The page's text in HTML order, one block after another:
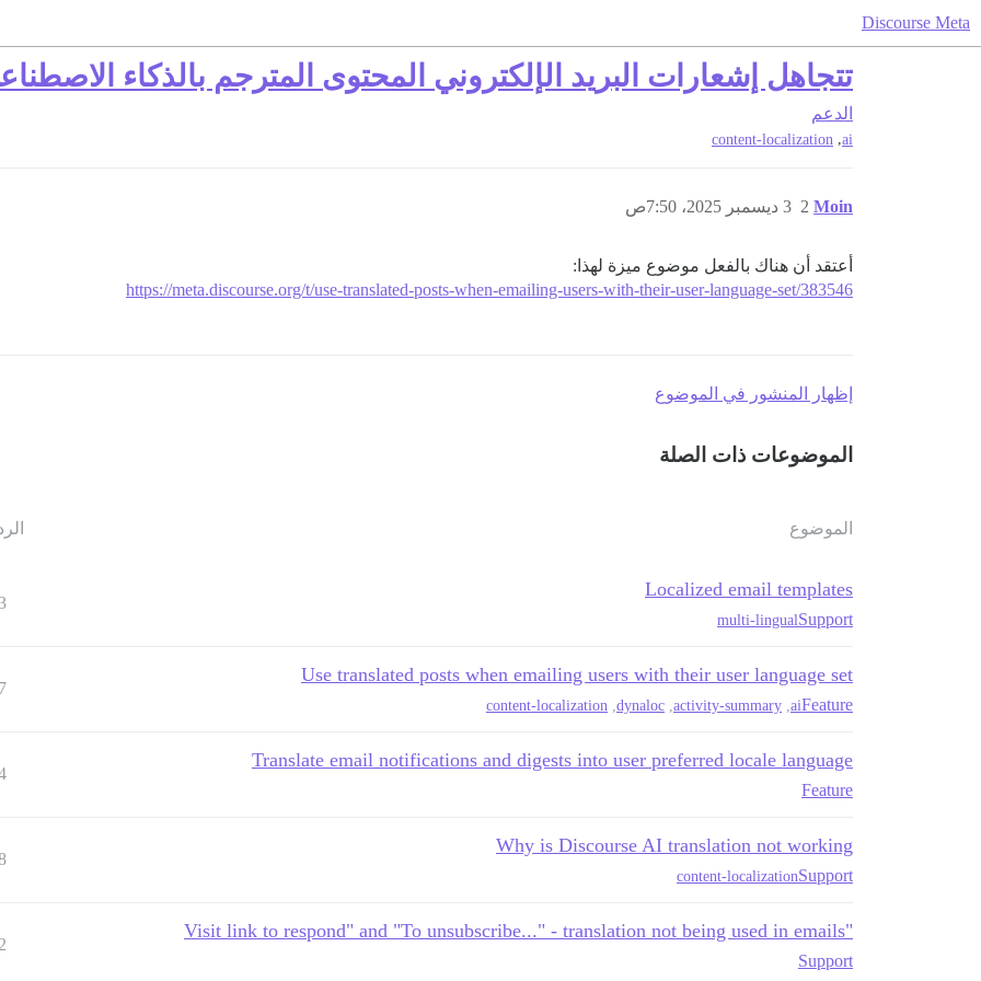
Discourse Meta
تتجاهل إشعارات البريد الإلكتروني المحتوى المترجم بالذكاء
الدعم
ai
,
content-localization
Moin 3 ديسمبر 2025، 7:50ص 2
أعتقد أن هناك بالفعل موضوع ميزة لهذا:
https://meta.discourse.org/t/use-translated-posts-when-emailing-users-with-their-user-language-set/383546
إظهار المنشور في الموضوع
الموضوعات ذات الصلة
الموضوع
Localized email templates
Support
multi-lingual
Use translated posts when emailing users with their user language set
Feature
ai
activity-summary
dynaloc
content-localization
Translate email notifications and digests into user preferred locale language
Feature
Why is Discourse AI translation not working
Support
content-localization
"Visit link to respond" and "To unsubscribe..." - translation not being used in emails
Support